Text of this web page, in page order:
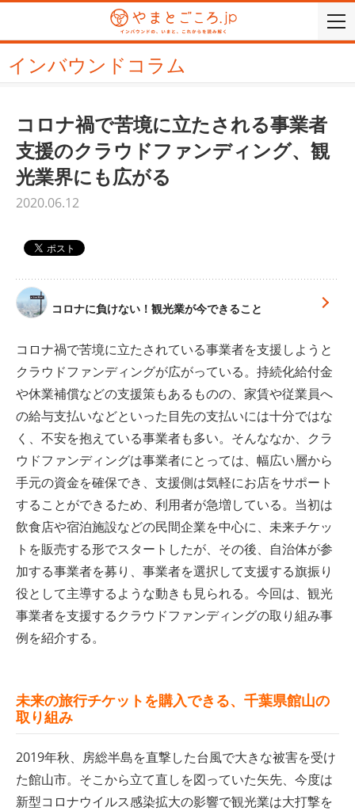
インバウンドコラム
コロナ禍で苦境に立たされる事業者
支援のクラウドファンディング、観
光業界にも広がる
2020.06.12
コロナに負けない！観光業が今できること
コロナ禍で苦境に立たされている事業者を支援しようと
クラウドファンディングが広がっている。持続化給付金
や休業補償などの支援策もあるものの、家賃や従業員へ
の給与支払いなどといった目先の支払いには十分ではな
く、不安を抱えている事業者も多い。そんななか、クラ
ウドファンディングは事業者にとっては、幅広い層から
手元の資金を確保でき、支援側は気軽にお店をサポート
することができるため、利用者が急増している。当初は
飲食店や宿泊施設などの民間企業を中心に、未来チケッ
トを販売する形でスタートしたが、その後、自治体が参
加する事業者を募り、事業者を選択して支援する旗振り
役として主導するような動きも見られる。今回は、観光
事業者を支援するクラウドファンディングの取り組み事
例を紹介する。
未来の旅行チケットを購入できる、千葉県館山の
取り組み
2019年秋、房総半島を直撃した台風で大きな被害を受け
た館山市。そこから立て直しを図っていた矢先、今度は
新型コロナウイルス感染拡大の影響で観光業は大打撃を